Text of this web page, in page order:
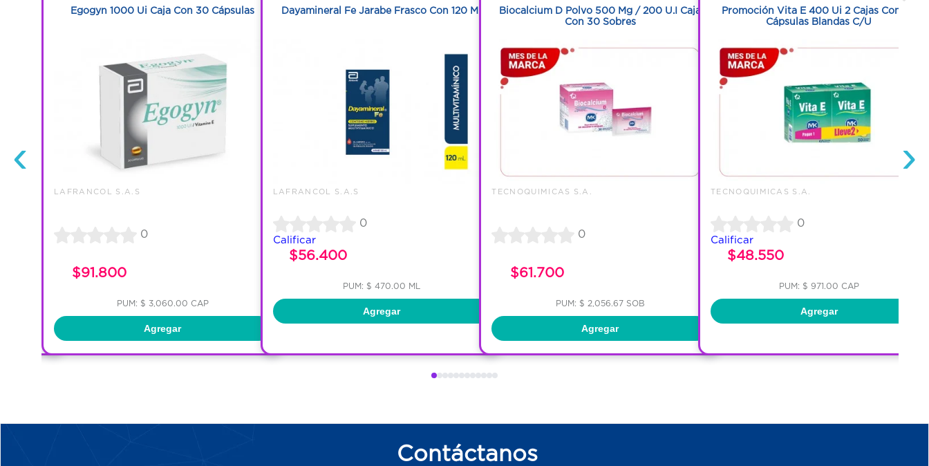
‹
Egogyn 1000 Ui Caja Con 30 Cápsulas
LAFRANCOL S.A.S
0
$91.800
PUM: $ 3,060.00 CAP
Agregar
Dayamineral Fe Jarabe Frasco Con 120 Ml
LAFRANCOL S.A.S
0
Calificar
$56.400
PUM: $ 470.00 ML
Agregar
Biocalcium D Polvo 500 Mg / 200 U.I Caja
Con 30 Sobres
TECNOQUIMICAS S.A.
0
$61.700
PUM: $ 2,056.67 SOB
Agregar
Promoción Vita E 400 Ui 2 Cajas Con 50
Cápsulas Blandas C/U
TECNOQUIMICAS S.A.
0
Calificar
$48.550
PUM: $ 971.00 CAP
Agregar
›
Contáctanos